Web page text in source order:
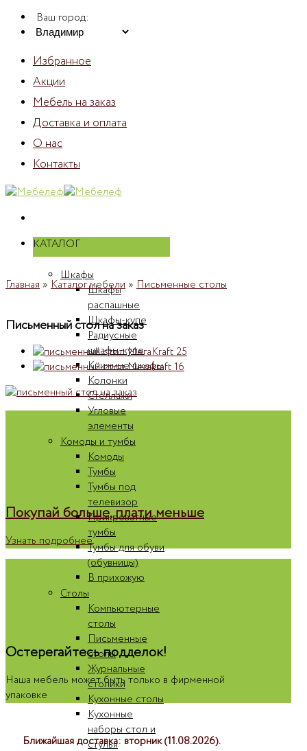
Skip
Ваш город:
Избранное
Акции
Мебель на заказ
Доставка и оплата
О нас
Контакты
КАТАЛОГ
Шкафы
Шкафы
распашные
Шкафы-купе
Радиусные
шкафы-купе
Книжные шкафы
Колонки
Стеллажи
Угловые
элементы
Комоды и тумбы
Комоды
Тумбы
Тумбы под
телевизор
Прикроватные
тумбы
Тумбы для обуви
(обувницы)
В прихожую
Столы
Компьютерные
столы
Письменные
столы
Журнальные
столики
Кухонные столы
Кухонные
наборы стол и
стулья
Главная » Каталог мебели » Письменные столы
Письменный стол на заказ
Покупай больше, плати меньше
Узнать подробнее
Остерегайтесь подделок!
Наша мебель может быть только в фирменной
упаковке
Ближайшая доставка: вторник (11.08.2026).